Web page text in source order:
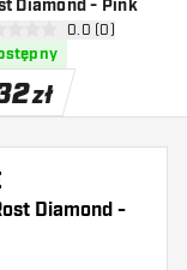
Diamond - Pink
otwórz panel
oceny
0.0 (0)
zł
Diamond -